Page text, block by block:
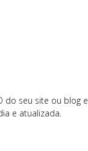
do seu site ou blog e
e atualizada.